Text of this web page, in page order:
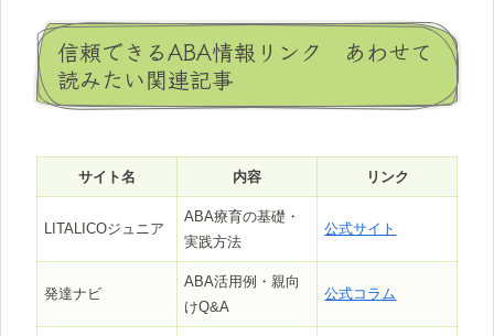
信頼できるABA情報リンク あわせて
読みたい関連記事
サイト名 内容 リンク
LITALICOジュニア
ABA療育の基礎・
実践方法
公式サイト
発達ナビ
ABA活用例・親向
けQ&A
公式コラム